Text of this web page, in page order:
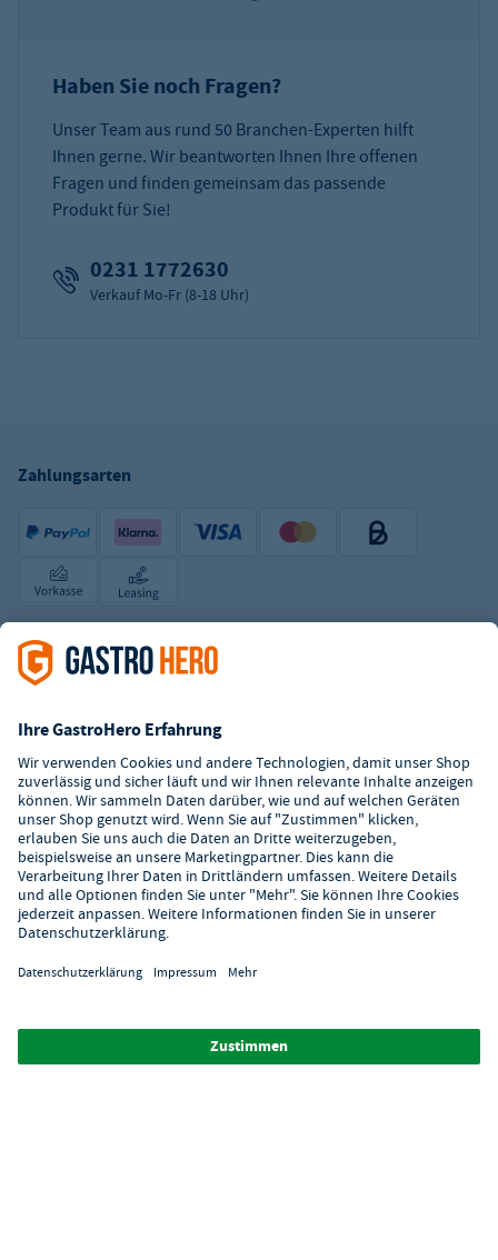
Haben Sie noch Fragen?
Unser Team aus rund 50 Branchen-Experten hilft
Ihnen gerne. Wir beantworten Ihnen Ihre offenen
Fragen und finden gemeinsam das passende
Produkt für Sie!
0231 1772630
Verkauf Mo-Fr (8-18 Uhr)
Zahlungsarten
Zertifizierter Shop
Kundenservice
Kontaktformular
Hilfe